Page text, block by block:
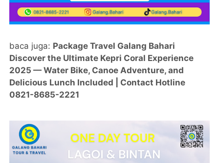
baca juga: Package Travel Galang Bahari
Discover the Ultimate Kepri Coral Experience
2025 — Water Bike, Canoe Adventure, and
Delicious Lunch Included | Contact Hotline
0821-8685-2221